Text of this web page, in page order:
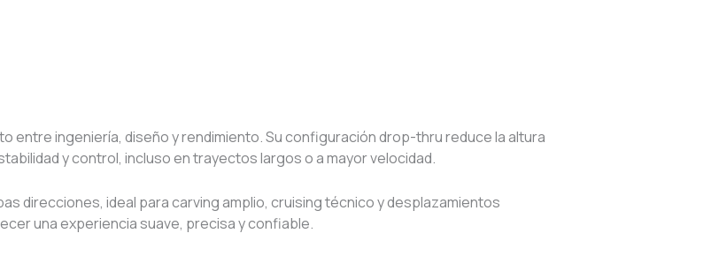
entre ingeniería, diseño y rendimiento. Su configuración drop-thru reduce la altura
y control, incluso en trayectos largos o a mayor velocidad.
direcciones, ideal para carving amplio, cruising técnico y desplazamientos
una experiencia suave, precisa y confiable.